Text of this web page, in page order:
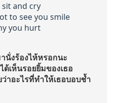
and cry
to see you smile
you hurt
นั่งร้องไห้หรอกนะ
เห็นรอยยิ้มของเธอ
าอะไรที่ทำให้เธอบอบช้ำ